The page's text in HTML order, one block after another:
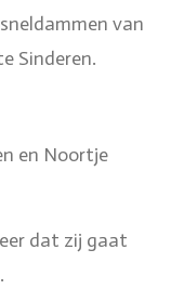
van
Sinderen.
en Noortje
dat zij gaat